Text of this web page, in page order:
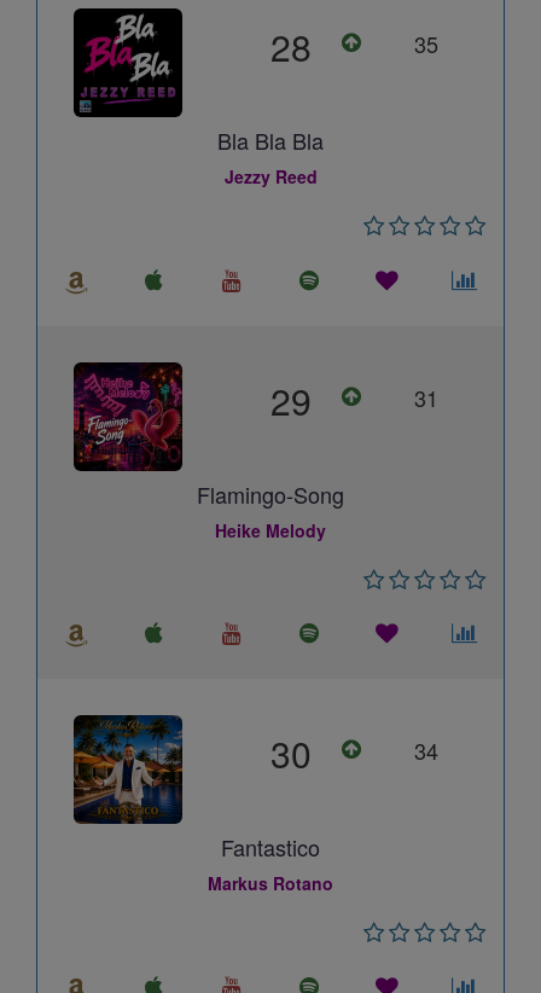
28 35
Bla Bla Bla
Jezzy Reed
29 31
Flamingo-Song
Heike Melody
30 34
Fantastico
Markus Rotano